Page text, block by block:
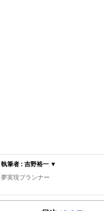
執筆者 : 吉野裕一 ▼
夢実現プランナー
2級ファイナンシャルプランニング